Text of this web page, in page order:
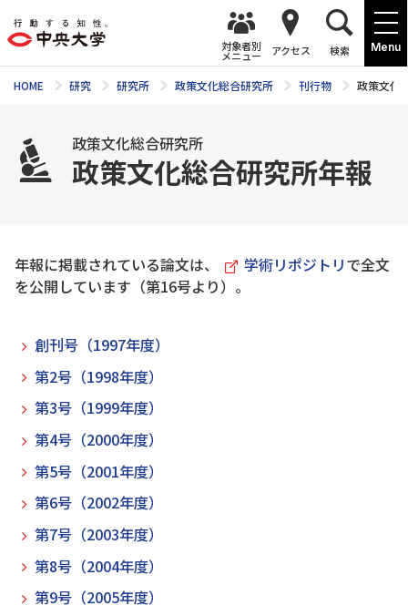
Menu
対象者別
メニュー アクセス 検索
HOME 研究 研究所 政策文化総合研究所 刊行物 政策文化
政策文化総合研究所
政策文化総合研究所年報
年報に掲載されている論文は、 学術リポジトリで全文
を公開しています（第16号より）。
創刊号（1997年度）
第2号（1998年度）
第3号（1999年度）
第4号（2000年度）
第5号（2001年度）
第6号（2002年度）
第7号（2003年度）
第8号（2004年度）
第9号（2005年度）